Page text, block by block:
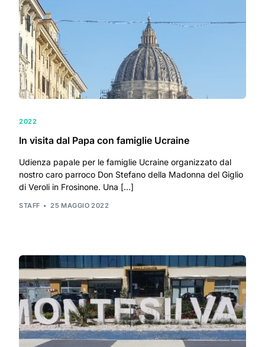
2022
In visita dal Papa con famiglie Ucraine
Udienza papale per le famiglie Ucraine organizzato dal
nostro caro parroco Don Stefano della Madonna del Giglio
di Veroli in Frosinone. Una […]
STAFF 25 MAGGIO 2022